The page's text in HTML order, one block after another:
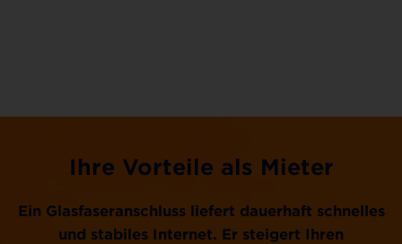
Ihre Vorteile als Mieter
Ein Glasfaseranschluss liefert dauerhaft schnelles
und stabiles Internet. Er steigert Ihren